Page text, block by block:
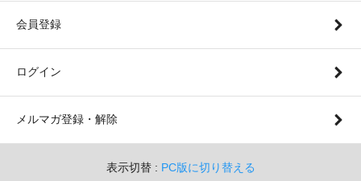
会員登録
ログイン
メルマガ登録・解除
表示切替 : PC版に切り替える